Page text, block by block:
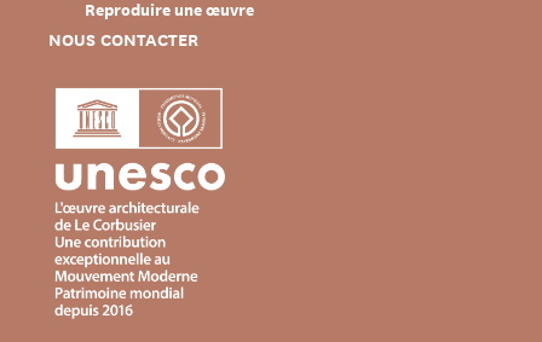
Reproduire une œuvre
NOUS CONTACTER